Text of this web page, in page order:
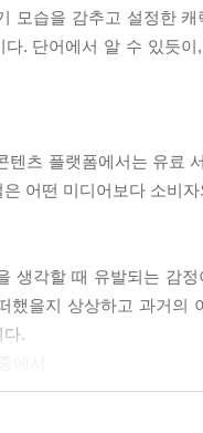
모습을 감추고 설정한
. 단어에서 알 수 있듯
텐츠 플랫폼에서는 유료
어떤 미디어보다 소비
생각할 때 유발되는 감
했을지 상상하고 과거의
다.